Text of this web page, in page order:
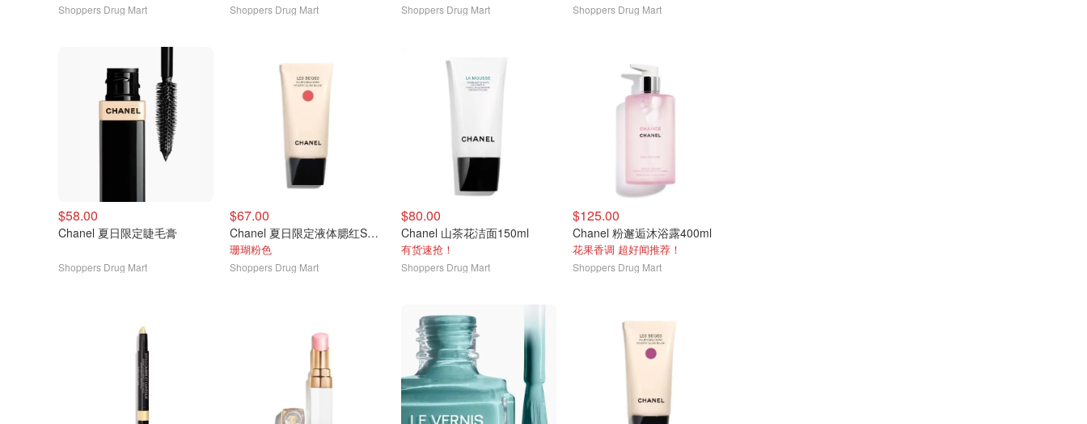
Shoppers Drug Mart Shoppers Drug Mart Shoppers Drug Mart Shoppers Drug Mart
$58.00
Chanel 夏日限定睫毛膏
Shoppers Drug Mart
$67.00
Chanel 夏日限定液体腮红SORBET
珊瑚粉色
Shoppers Drug Mart
$80.00
Chanel 山茶花洁面150ml
有货速抢！
Shoppers Drug Mart
$125.00
Chanel 粉邂逅沐浴露400ml
花果香调 超好闻推荐！
Shoppers Drug Mart